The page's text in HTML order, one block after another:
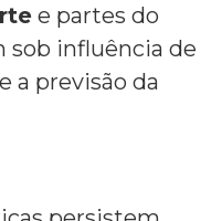
e partes do
sob influência de
a previsão da